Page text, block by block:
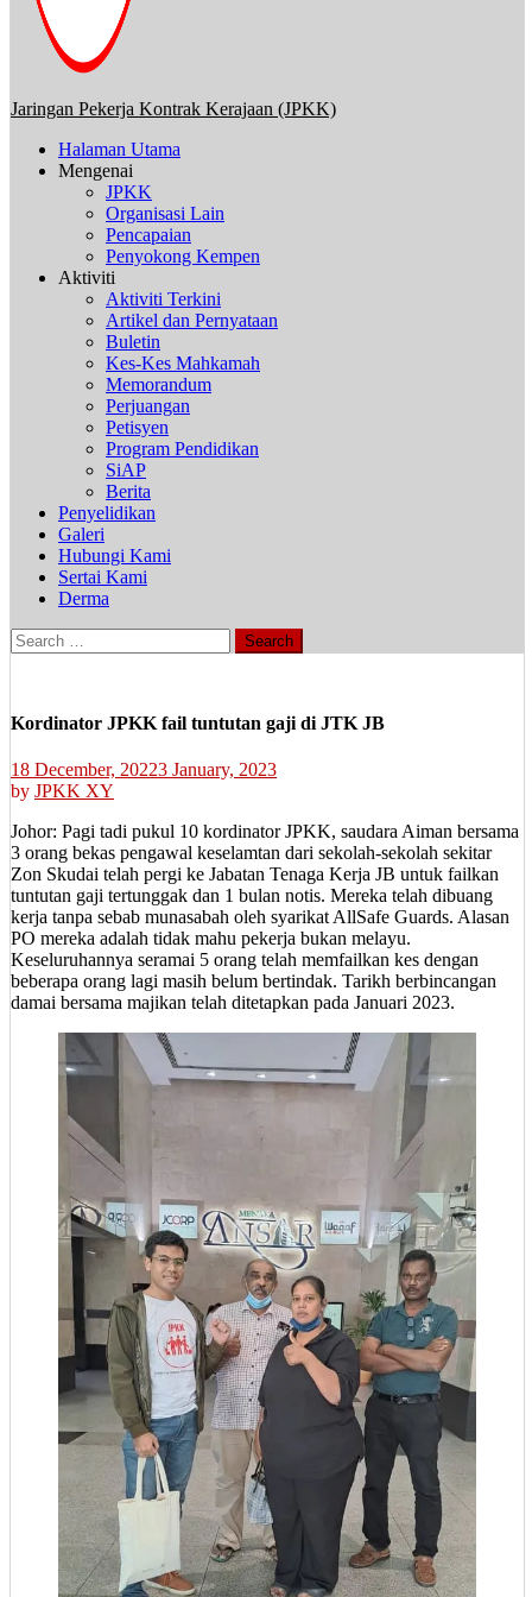
Jaringan Pekerja Kontrak Kerajaan (JPKK)
Halaman Utama
Mengenai
JPKK
Organisasi Lain
Pencapaian
Penyokong Kempen
Aktiviti
Aktiviti Terkini
Artikel dan Pernyataan
Buletin
Kes-Kes Mahkamah
Memorandum
Perjuangan
Petisyen
Program Pendidikan
SiAP
Berita
Penyelidikan
Galeri
Hubungi Kami
Sertai Kami
Derma
Search
for:
Kordinator JPKK fail tuntutan gaji di JTK JB
18 December, 20223 January, 2023
by JPKK XY
Johor: Pagi tadi pukul 10 kordinator JPKK, saudara Aiman bersama
3 orang bekas pengawal keselamtan dari sekolah-sekolah sekitar
Zon Skudai telah pergi ke Jabatan Tenaga Kerja JB untuk failkan
tuntutan gaji tertunggak dan 1 bulan notis. Mereka telah dibuang
kerja tanpa sebab munasabah oleh syarikat AllSafe Guards. Alasan
PO mereka adalah tidak mahu pekerja bukan melayu.
Keseluruhannya seramai 5 orang telah memfailkan kes dengan
beberapa orang lagi masih belum bertindak. Tarikh berbincangan
damai bersama majikan telah ditetapkan pada Januari 2023.